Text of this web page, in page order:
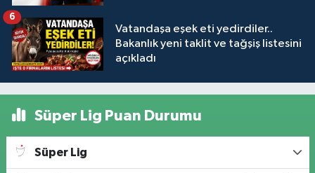
Vatandaşa eşek eti yedirdiler..
Bakanlık yeni taklit ve tağşiş listesini
açıkladı
6
Süper Lig Puan Durumu
Süper Lig